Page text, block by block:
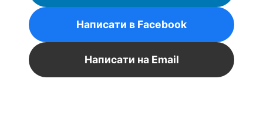
Написати в Facebook
Написати на Email